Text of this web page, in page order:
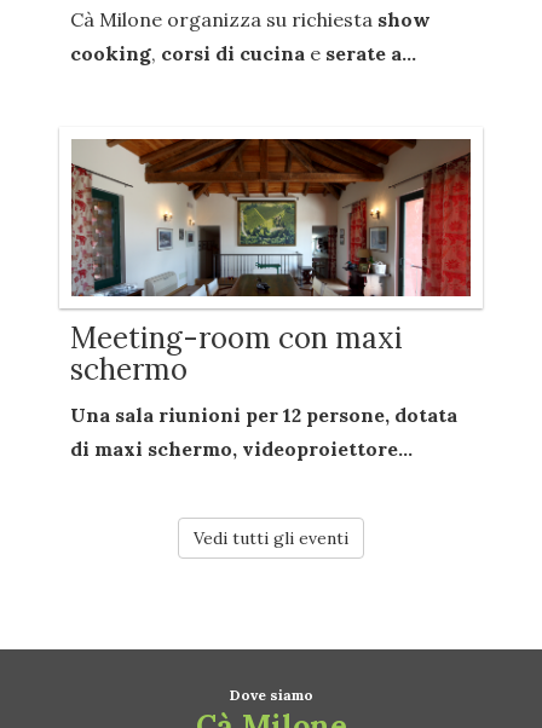
Cà Milone organizza su richiesta show
cooking, corsi di cucina e serate a...
Meeting-room con maxi
schermo
Una sala riunioni per 12 persone, dotata
di maxi schermo, videoproiettore...
Vedi tutti gli eventi
Dove siamo